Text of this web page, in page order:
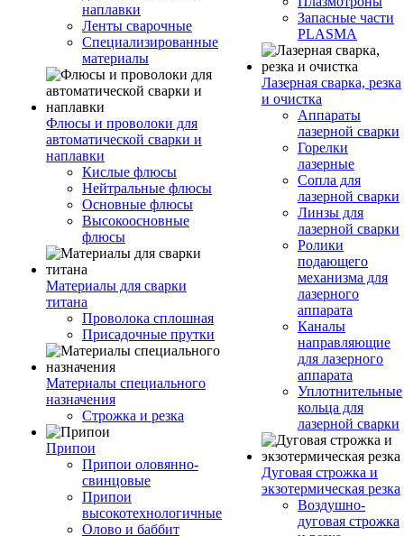
наплавки
Ленты сварочные
Специализированные
материалы
Флюсы и проволоки для
автоматической сварки и
наплавки
Кислые флюсы
Нейтральные флюсы
Основные флюсы
Высокоосновные
флюсы
Материалы для сварки
титана
Проволока сплошная
Присадочные прутки
Материалы специального
назначения
Строжка и резка
Припои
Припои оловянно-
свинцовые
Припои
высокотехнологичные
Олово и баббит
Запасные части
PLASMA
Лазерная сварка, резка
и очистка
Аппараты
лазерной сварки
Горелки
лазерные
Сопла для
лазерной сварки
Линзы для
лазерной сварки
Ролики
подающего
механизма для
лазерного
аппарата
Каналы
направляющие
для лазерного
аппарата
Уплотнительные
кольца для
лазерной сварки
Дуговая строжка и
экзотермическая резка
Воздушно-
дуговая строжка